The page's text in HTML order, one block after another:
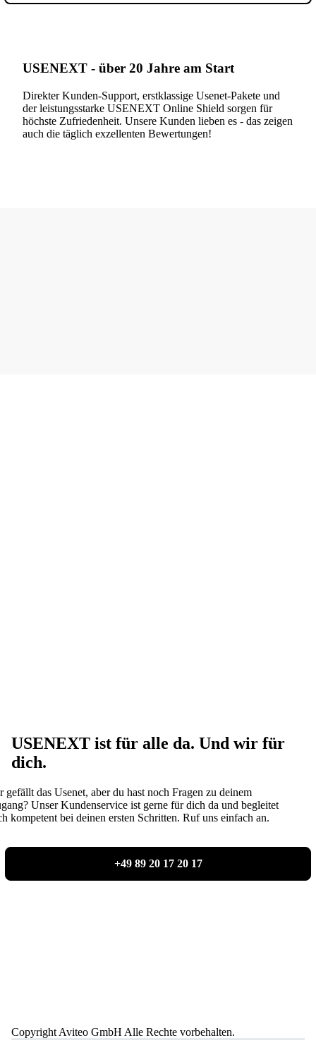
USENEXT - über 20 Jahre am Start
Direkter Kunden-Support, erstklassige Usenet-Pakete und
der leistungsstarke USENEXT Online Shield sorgen für
höchste Zufriedenheit. Unsere Kunden lieben es - das zeigen
auch die täglich exzellenten Bewertungen!
USENEXT ist für alle da. Und wir für
dich.
gefällt das Usenet, aber du hast noch Fragen zu deinem
Unser Kundenservice ist gerne für dich da und begleitet
kompetent bei deinen ersten Schritten. Ruf uns einfach an.
+49 89 20 17 20 17
Copyright Aviteo GmbH Alle Rechte vorbehalten.